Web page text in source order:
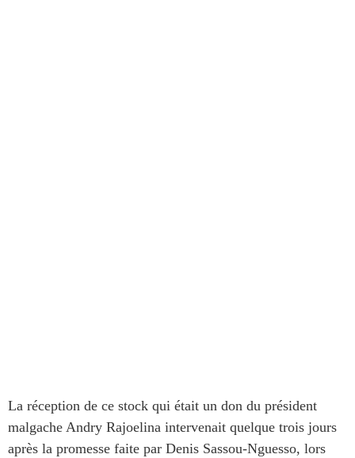
La réception de ce stock qui était un don du président
malgache Andry Rajoelina intervenait quelque trois jours
après la promesse faite par Denis Sassou-Nguesso, lors